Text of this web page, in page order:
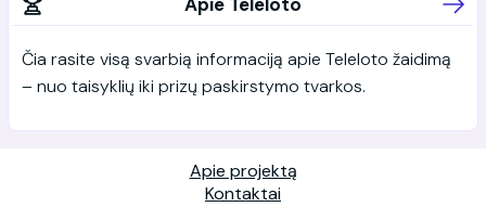
Čia rasite visą svarbią informaciją apie Teleloto žaidimą
– nuo taisyklių iki prizų paskirstymo tvarkos.
Apie projektą
Kontaktai